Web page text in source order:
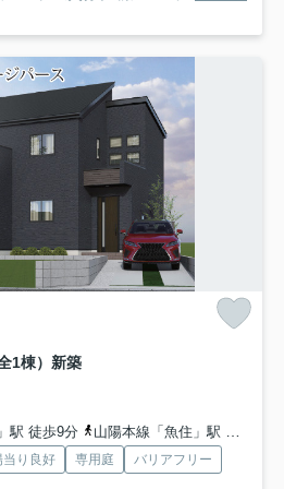
1棟）新築
駅 徒歩9分
山陽本線「魚住」駅 徒歩33分
当り良好 専用庭
バリアフリー